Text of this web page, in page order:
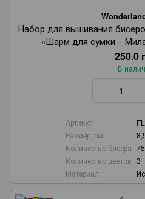
Набор для вышивания
«Шарм для сумки –
250.0
В
Артикул
Размер, см
Количество бисера 75
Количество цветов 3
Материал